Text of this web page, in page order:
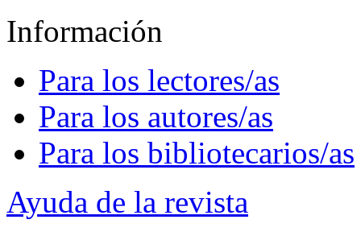
Información
Para los lectores/as
Para los autores/as
Para los bibliotecarios/as
Ayuda de la revista